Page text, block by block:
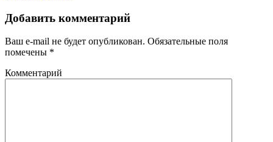
Добавить комментарий
Ваш e-mail не будет опубликован. Обязательные поля
помечены *
Комментарий